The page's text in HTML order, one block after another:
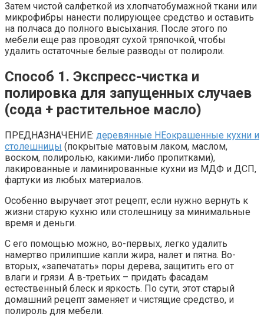
Затем чистой салфеткой из хлопчатобумажной ткани или
микрофибры нанести полирующее средство и оставить
на полчаса до полного высыхания. После этого по
мебели еще раз проводят сухой тряпочкой, чтобы
удалить остаточные белые разводы от полироли.
Способ 1. Экспресс-чистка и
полировка для запущенных случаев
(сода + растительное масло)
ПРЕДНАЗНАЧЕНИЕ: деревянные НЕокрашенные кухни и
столешницы (покрытые матовым лаком, маслом,
воском, полиролью, какими-либо пропитками),
лакированные и ламинированные кухни из МДФ и ДСП,
фартуки из любых материалов.
Особенно выручает этот рецепт, если нужно вернуть к
жизни старую кухню или столешницу за минимальные
время и деньги.
С его помощью можно, во-первых, легко удалить
намертво прилипшие капли жира, налет и пятна. Во-
вторых, «запечатать» поры дерева, защитить его от
влаги и грязи. А в-третьих – придать фасадам
естественный блеск и яркость. По сути, этот старый
домашний рецепт заменяет и чистящие средство, и
полироль для мебели.